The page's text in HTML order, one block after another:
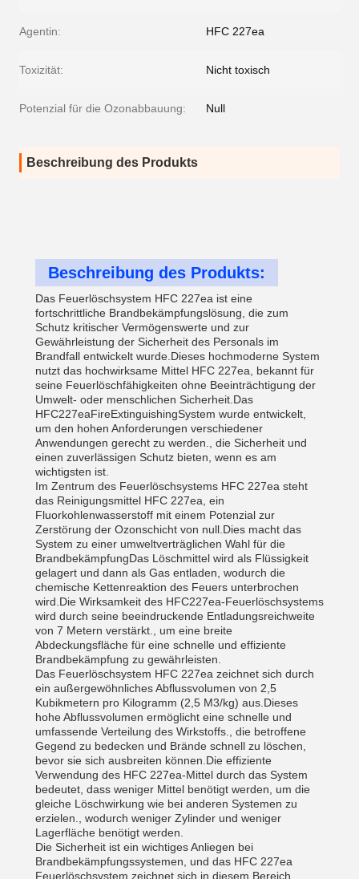
Agentin: HFC 227ea
Toxizität: Nicht toxisch
Potenzial für die Ozonabbauung: Null
Beschreibung des Produkts
Beschreibung des Produkts:
Das Feuerlöschsystem HFC 227ea ist eine
fortschrittliche Brandbekämpfungslösung, die zum
Schutz kritischer Vermögenswerte und zur
Gewährleistung der Sicherheit des Personals im
Brandfall entwickelt wurde.Dieses hochmoderne System
nutzt das hochwirksame Mittel HFC 227ea, bekannt für
seine Feuerlöschfähigkeiten ohne Beeinträchtigung der
Umwelt- oder menschlichen Sicherheit.Das
HFC227eaFireExtinguishingSystem wurde entwickelt,
um den hohen Anforderungen verschiedener
Anwendungen gerecht zu werden., die Sicherheit und
einen zuverlässigen Schutz bieten, wenn es am
wichtigsten ist.
Im Zentrum des Feuerlöschsystems HFC 227ea steht
das Reinigungsmittel HFC 227ea, ein
Fluorkohlenwasserstoff mit einem Potenzial zur
Zerstörung der Ozonschicht von null.Dies macht das
System zu einer umweltverträglichen Wahl für die
BrandbekämpfungDas Löschmittel wird als Flüssigkeit
gelagert und dann als Gas entladen, wodurch die
chemische Kettenreaktion des Feuers unterbrochen
wird.Die Wirksamkeit des HFC227ea-Feuerlöschsystems
wird durch seine beeindruckende Entladungsreichweite
von 7 Metern verstärkt., um eine breite
Abdeckungsfläche für eine schnelle und effiziente
Brandbekämpfung zu gewährleisten.
Das Feuerlöschsystem HFC 227ea zeichnet sich durch
ein außergewöhnliches Abflussvolumen von 2,5
Kubikmetern pro Kilogramm (2,5 M3/kg) aus.Dieses
hohe Abflussvolumen ermöglicht eine schnelle und
umfassende Verteilung des Wirkstoffs., die betroffene
Gegend zu bedecken und Brände schnell zu löschen,
bevor sie sich ausbreiten können.Die effiziente
Verwendung des HFC 227ea-Mittel durch das System
bedeutet, dass weniger Mittel benötigt werden, um die
gleiche Löschwirkung wie bei anderen Systemen zu
erzielen., wodurch weniger Zylinder und weniger
Lagerfläche benötigt werden.
Die Sicherheit ist ein wichtiges Anliegen bei
Brandbekämpfungssystemen, und das HFC 227ea
Feuerlöschsystem zeichnet sich in diesem Bereich